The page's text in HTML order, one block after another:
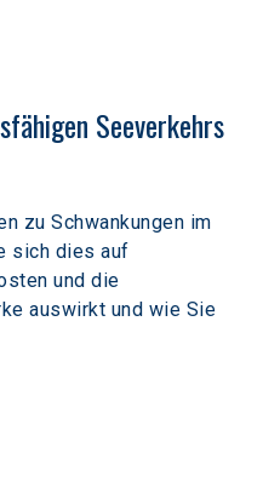
Seeverkehrs
zu Schwankungen im
sich dies auf
und die
auswirkt und wie Sie